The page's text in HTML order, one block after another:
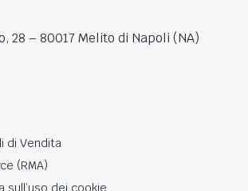
28 – 80017 Melito di Napoli (NA)
di Vendita
(RMA)
sull’uso dei cookie